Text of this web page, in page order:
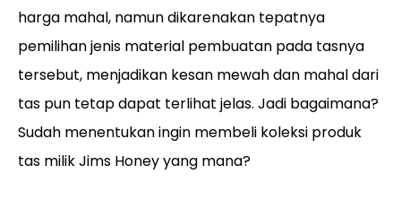
harga mahal, namun dikarenakan tepatnya
pemilihan jenis material pembuatan pada tasnya
tersebut, menjadikan kesan mewah dan mahal dari
tas pun tetap dapat terlihat jelas. Jadi bagaimana?
Sudah menentukan ingin membeli koleksi produk
tas milik Jims Honey yang mana?